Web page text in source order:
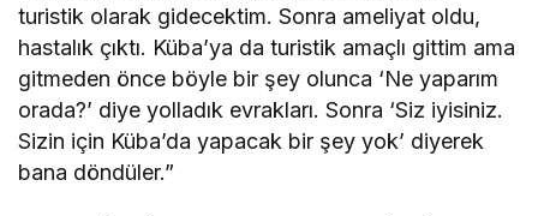
turistik olarak gidecektim. Sonra ameliyat oldu,
hastalık çıktı. Küba’ya da turistik amaçlı gittim ama
gitmeden önce böyle bir şey olunca ‘Ne yaparım
orada?’ diye yolladık evrakları. Sonra ‘Siz iyisiniz.
Sizin için Küba’da yapacak bir şey yok’ diyerek
bana döndüler.”